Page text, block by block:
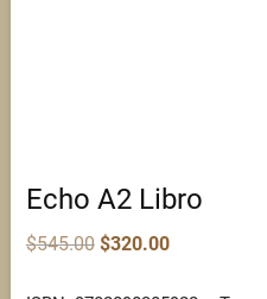
Echo A2 Libro
$545.00 Original
price
$320.00Current